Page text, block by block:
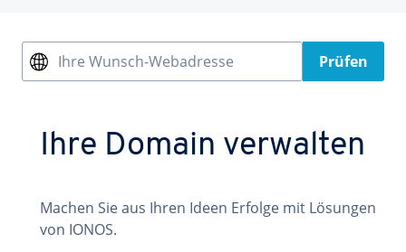
Ihre Wunsch-Webadresse Prüfen
Ihre Domain verwalten
Machen Sie aus Ihren Ideen Erfolge mit Lösungen
von IONOS.